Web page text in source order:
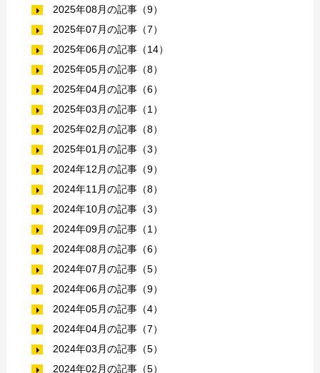
2025年08月の記事（9）
2025年07月の記事（7）
2025年06月の記事（14）
2025年05月の記事（8）
2025年04月の記事（6）
2025年03月の記事（1）
2025年02月の記事（8）
2025年01月の記事（3）
2024年12月の記事（9）
2024年11月の記事（8）
2024年10月の記事（3）
2024年09月の記事（1）
2024年08月の記事（6）
2024年07月の記事（5）
2024年06月の記事（9）
2024年05月の記事（4）
2024年04月の記事（7）
2024年03月の記事（5）
2024年02月の記事（5）